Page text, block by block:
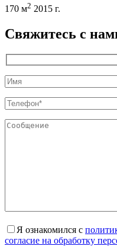
170 м2 2015 г.
Свяжитесь с
Я ознакомился с
согласие на обработку